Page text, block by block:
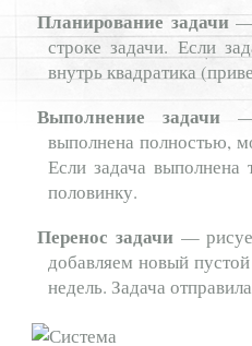
Планирование задачи—
строке задачи. Если
внутрь квадратика
Выполнение задачи —
выполнена полностью,
Если задача выполнена
половинку.
Перенос задачи—
добавляем новый
недель. Задача